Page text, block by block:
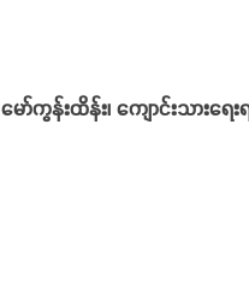
မော်ကွန်းထိန်း၊ ကျောင်းသားရေ